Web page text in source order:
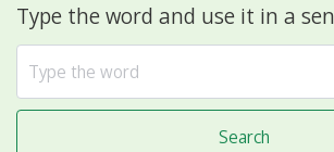
Type the word and use it in a
Search